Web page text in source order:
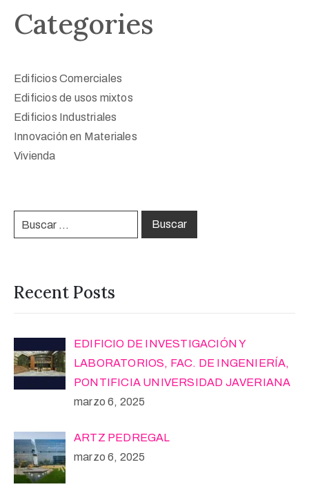
Categories
Edificios Comerciales
Edificios de usos mixtos
Edificios Industriales
Innovación en Materiales
Vivienda
Recent Posts
EDIFICIO DE INVESTIGACIÓN Y
LABORATORIOS, FAC. DE INGENIERÍA,
PONTIFICIA UNIVERSIDAD JAVERIANA
marzo 6, 2025
ARTZ PEDREGAL
marzo 6, 2025